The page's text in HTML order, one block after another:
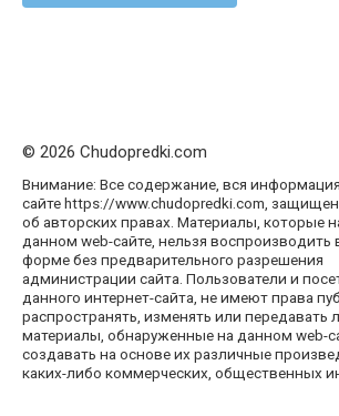
© 2026 Chudopredki.com
Внимание: Все содержание, вся
сайте https://www.chudopredki.com,
об авторских правах. Материалы, которые
данном web-сайте, нельзя воспроизводить
форме без предварительного разрешения
администрации сайта. Пользователи и
данного интернет-сайта, не имеют права
распространять, изменять или передавать
материалы, обнаруженные на данном web-
создавать на основе их различные
каких-либо коммерческих, общественных